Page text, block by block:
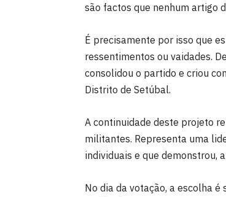
são factos que nenhum artigo
É precisamente por isso que
ressentimentos ou vaidades.
consolidou o partido e criou
Distrito de Setúbal.
A continuidade deste projeto
militantes. Representa uma
individuais e que demonstrou,
No dia da votação, a escolha